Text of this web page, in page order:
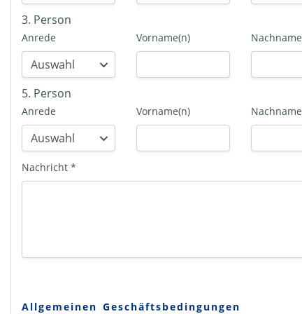
3. Person
Anrede Vorname(n) Nachname
5. Person
Anrede Vorname(n) Nachname
Nachricht *
Allgemeinen Geschäftsbedingungen